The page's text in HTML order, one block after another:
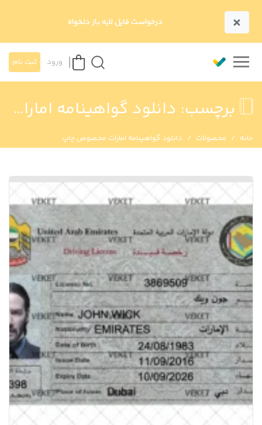
× درخواست فایل لایه باز دلخواه
ورود ثبت نام
برچسب: دانلود گواهینامه امارات مخصوص چاپ
خانه محصولات دانلود گواهینامه امارات مخصوص چاپ